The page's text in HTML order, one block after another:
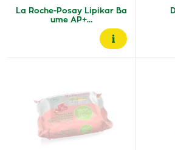
La Roche-Posay Lipikar Ba
ume AP+…